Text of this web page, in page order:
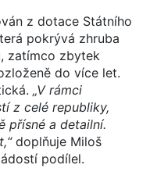
z dotace Státního
pokrývá zhruba
zatímco zbytek
do více let.
„V rámci
z celé republiky,
přísné a detailní.
doplňuje Miloš
podílel.